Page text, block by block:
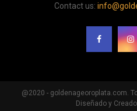
Contact us:
@2020 - goldenageoroplata.com.
Diseñado y